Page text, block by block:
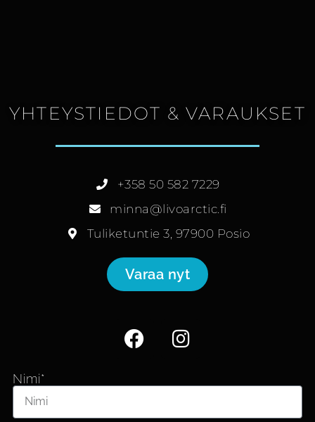
YHTEYSTIEDOT & VARAUKSET
+358 50 582 7229
minna@livoarctic.fi
Tuliketuntie 3, 97900 Posio
Varaa nyt
Nimi*